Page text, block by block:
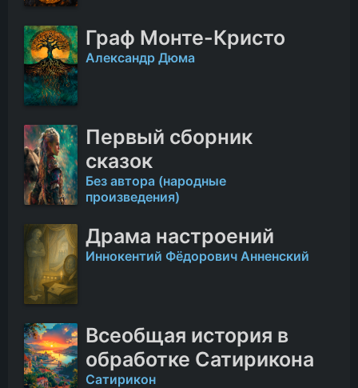
Граф Монте-Кристо
Александр Дюма
Первый сборник
сказок
Без автора (народные
произведения)
Драма настроений
Иннокентий Фёдорович Анненский
Всеобщая история в
обработке Cатирикона
Сатирикон